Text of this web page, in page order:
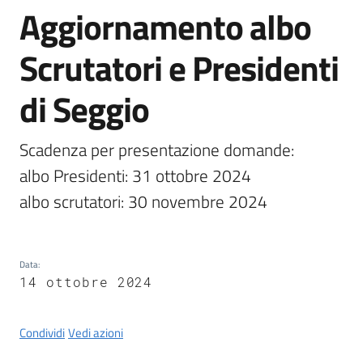
Amministrazione
Novità
Menu selezionato
Servizi
Vivere
Castel
del
Servizi
on-
Salta al contenuto
Aggiornamento albo
Scrutatori e Presidenti
di Seggio
Scadenza per presentazione domande:
albo Presidenti: 31 ottobre 2024
albo scrutatori: 30 novembre 2024
Data:
14 ottobre 2024
CondividiVedi azioni